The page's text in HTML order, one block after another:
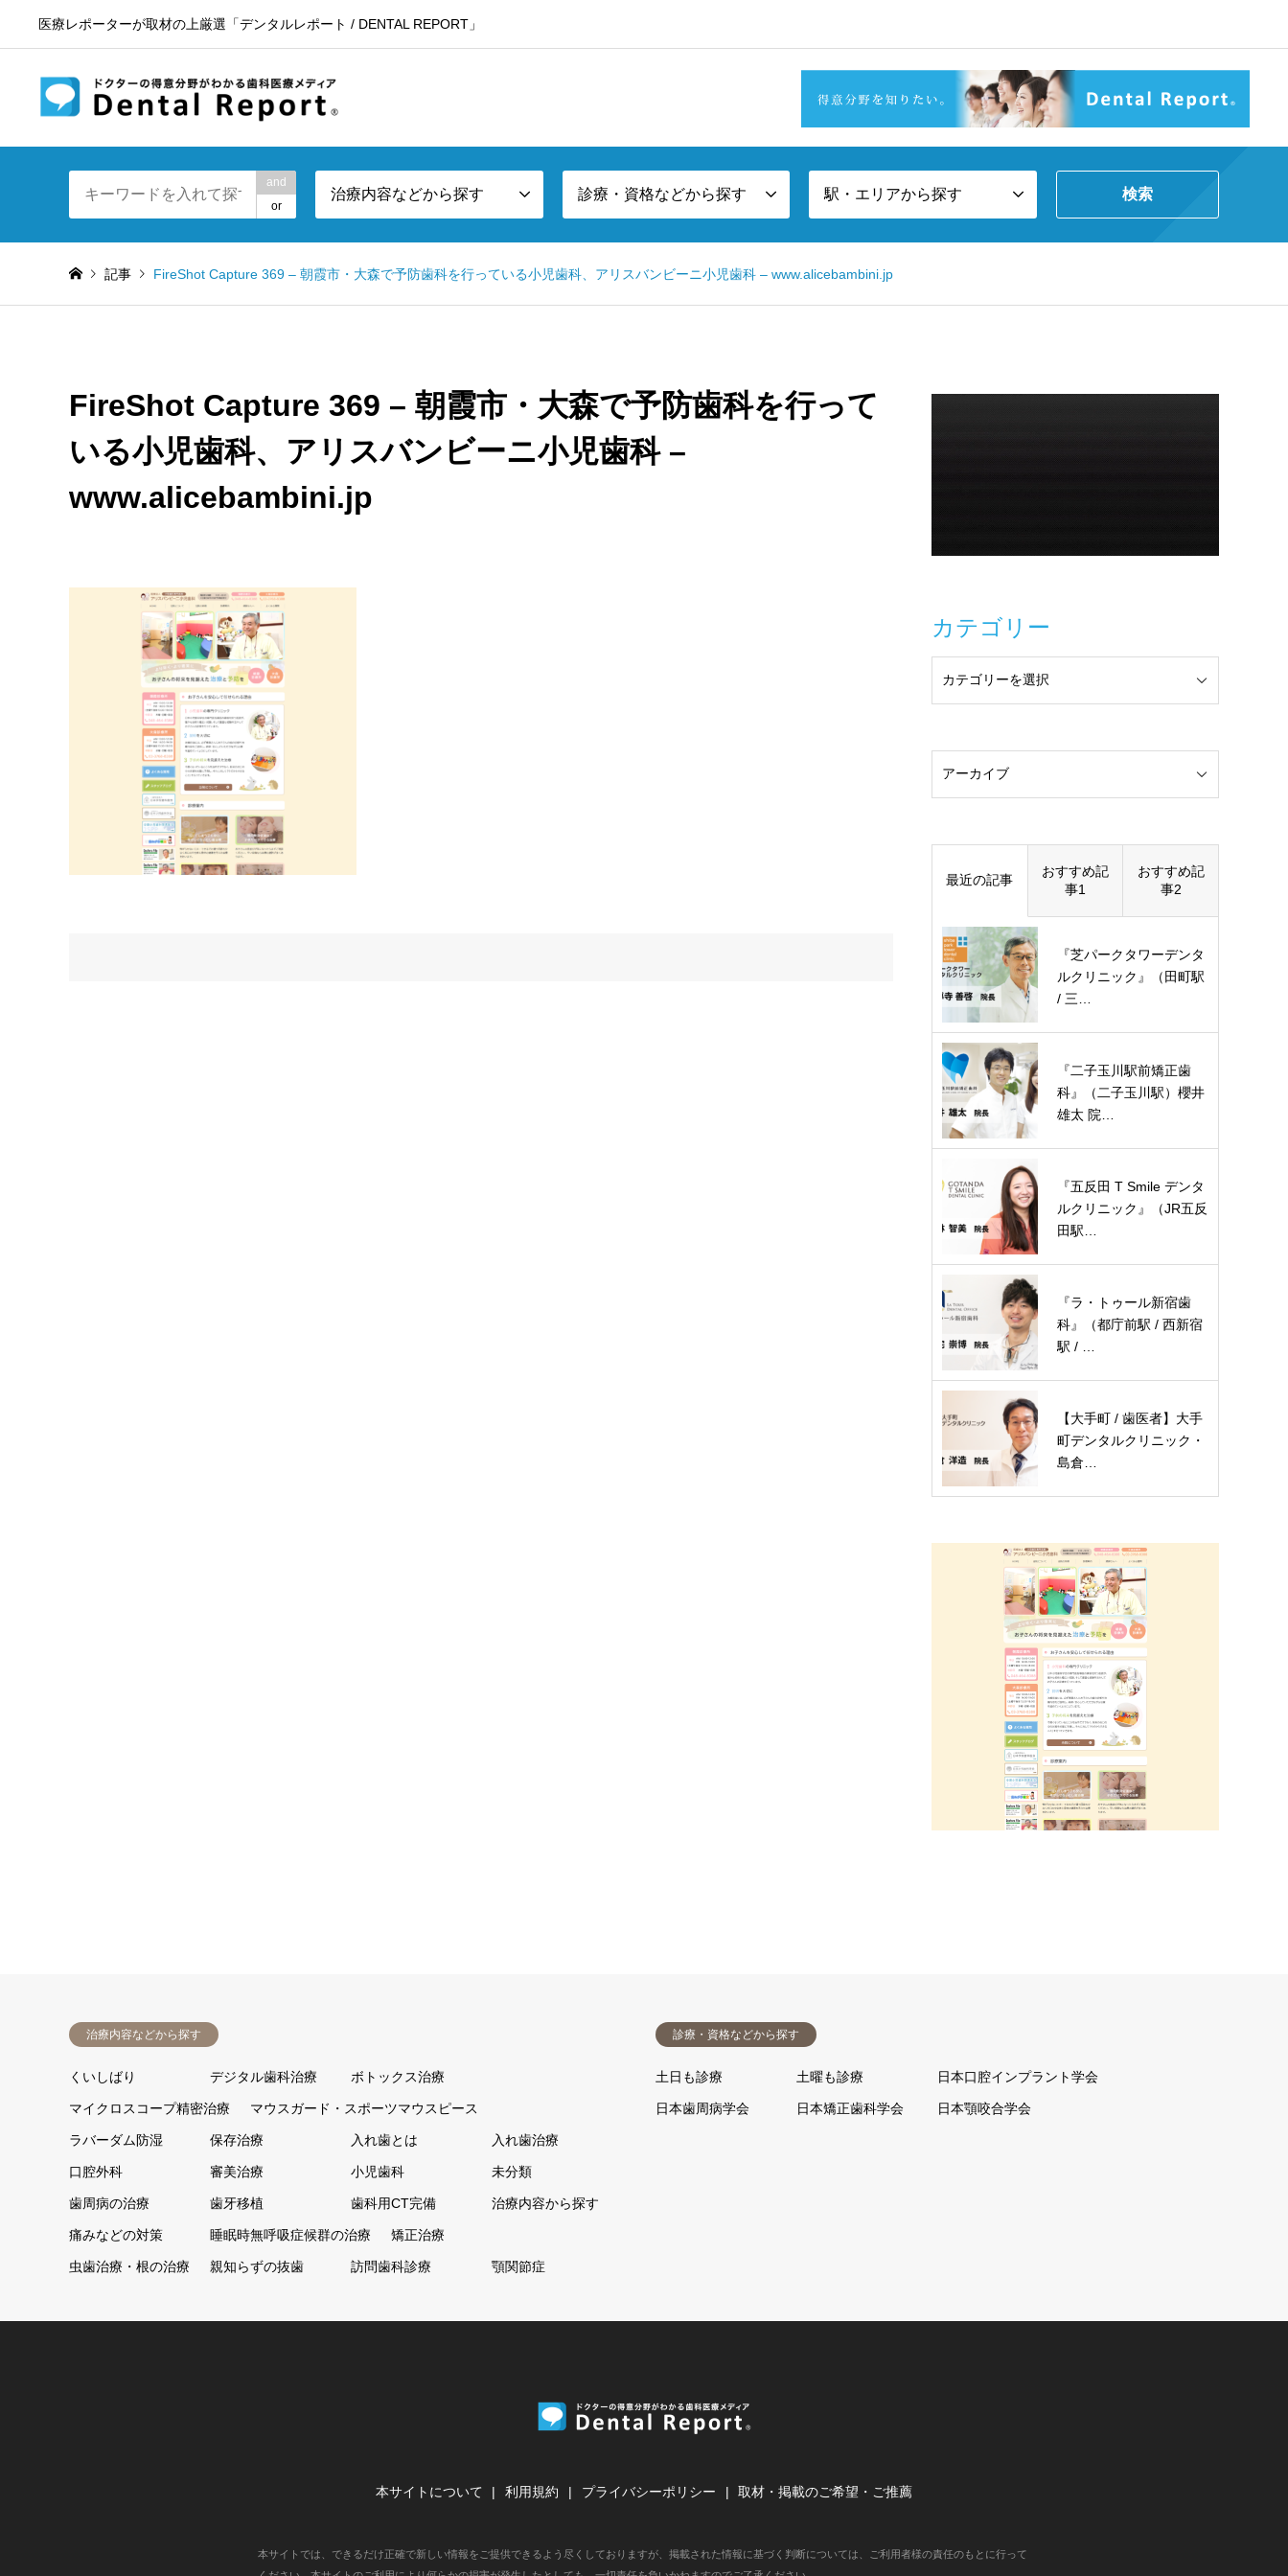
医療レポーターが取材の上厳選「デンタルレポート / DENTAL REPORT」
and
or
治療内容などから探す 診療・資格などから探す 駅・エリアから探す
記事 FireShot Capture 369 – 朝霞市・大森で予防歯科を行っている小児歯科、アリスバンビーニ小児歯科 – www.alicebambini.jp
FireShot Capture 369 – 朝霞市・大森で予防歯科を行って
いる小児歯科、アリスバンビーニ小児歯科 –
www.alicebambini.jp
カテゴリー
最近の記事
おすすめ記
事1
おすすめ記
事2
『芝パークタワーデンタ
ルクリニック』（田町駅
/ 三…
『二子玉川駅前矯正歯
科』（二子玉川駅）櫻井
雄太 院…
『五反田 T Smile デンタ
ルクリニック』（JR五反
田駅…
『ラ・トゥール新宿歯
科』（都庁前駅 / 西新宿
駅 / …
【大手町 / 歯医者】大手
町デンタルクリニック・
島倉…
治療内容などから探す
くいしばり デジタル歯科治療 ボトックス治療
マイクロスコープ精密治療 マウスガード・スポーツマウスピース
ラバーダム防湿 保存治療 入れ歯とは 入れ歯治療
口腔外科 審美治療 小児歯科 未分類
歯周病の治療 歯牙移植 歯科用CT完備 治療内容から探す
痛みなどの対策 睡眠時無呼吸症候群の治療 矯正治療
虫歯治療・根の治療 親知らずの抜歯 訪問歯科診療 顎関節症
診療・資格などから探す
土日も診療 土曜も診療 日本口腔インプラント学会
日本歯周病学会 日本矯正歯科学会 日本顎咬合学会
本サイトについて 利用規約 プライバシーポリシー 取材・掲載のご希望・ご推薦
本サイトでは、できるだけ正確で新しい情報をご提供できるよう尽くしておりますが、掲載された情報に基づく判断については、ご利用者様の責任のもとに行って